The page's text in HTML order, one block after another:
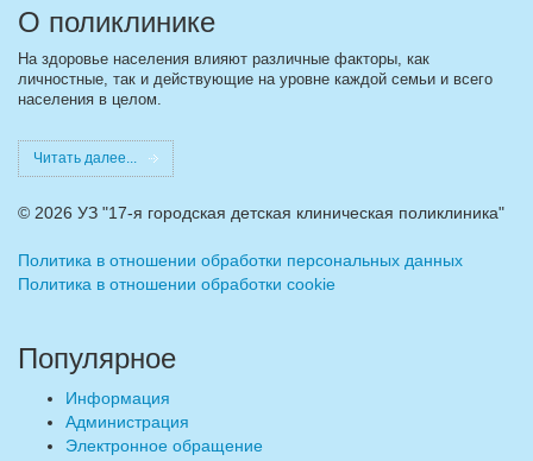
О поликлинике
На здоровье населения влияют различные факторы, как
личностные, так и действующие на уровне каждой семьи и всего
населения в целом.
Читать далее...
© 2026 УЗ "17-я городская детская клиническая поликлиника"
Политика в отношении обработки персональных данных
Политика в отношении обработки cookie
Популярное
Информация
Администрация
Электронное обращение